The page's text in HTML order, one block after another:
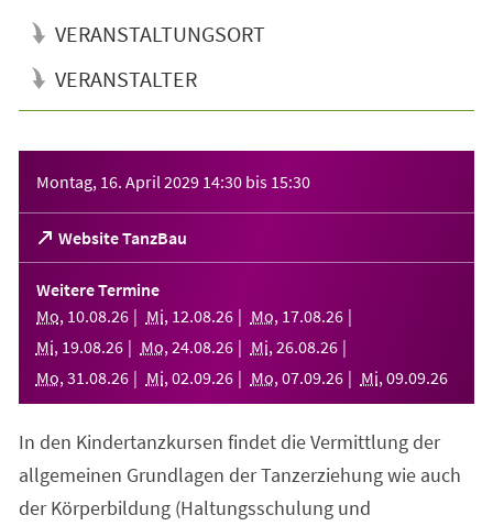
VERANSTALTUNGSORT
VERANSTALTER
Montag, 16. April 2029 14:30 bis 15:30
Website TanzBau
(Öffnet
in
einem
neuen
Tab)
Weitere Termine
Mo, 10.08.26 Mi, 12.08.26 Mo, 17.08.26
Mi, 19.08.26 Mo, 24.08.26 Mi, 26.08.26
Mo, 31 .08.26 Mi, 02.09.26 Mo, 07.09.26 Mi, 09.09.26
In den Kindertanzkursen findet die Vermittlung der
allgemeinen Grundlagen der Tanzerziehung wie auch
der Körperbildung (Haltungsschulung und